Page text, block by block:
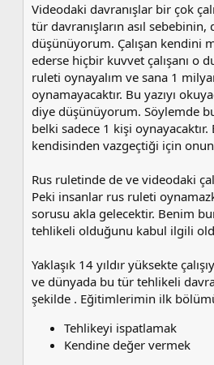
Videodaki davranışlar bir çok
tür davranışların asıl
düşünüyorum. Çalışan kendini
ederse hiçbir kuvvet çalışanı o
ruleti oynayalım ve sana 1
oynamayacaktır. Bu yazıyı
diye düşünüyorum. Söylemde
belki sadece 1 kişi
kendisinden vazgeçtiği için
Rus ruletinde de ve videodaki
Peki insanlar rus ruleti
sorusu akla gelecektir. Benim
tehlikeli olduğunu kabul ilgili
Yaklaşık 14 yıldır yüksekte
ve dünyada bu tür tehlikeli
şekilde . Eğitimlerimin ilk
Tehlikeyi ispatlamak
Kendine değer vermek